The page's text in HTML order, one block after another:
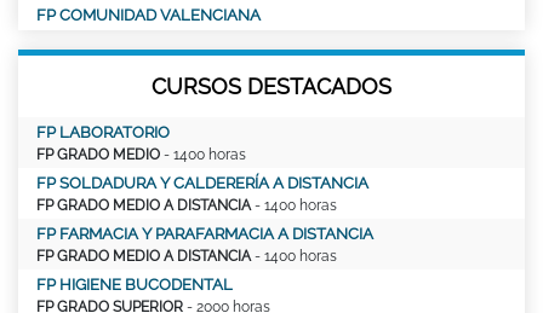
FP COMUNIDAD VALENCIANA
CURSOS DESTACADOS
FP LABORATORIO
FP GRADO MEDIO - 1400 horas
FP SOLDADURA Y CALDERERÍA A DISTANCIA
FP GRADO MEDIO A DISTANCIA - 1400 horas
FP FARMACIA Y PARAFARMACIA A DISTANCIA
FP GRADO MEDIO A DISTANCIA - 1400 horas
FP HIGIENE BUCODENTAL
FP GRADO SUPERIOR - 2000 horas